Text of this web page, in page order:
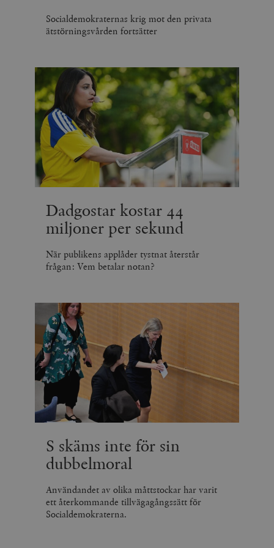
Socialdemokraternas krig mot den privata
ätstörningsvården fortsätter
Dadgostar kostar 44
miljoner per sekund
När publikens applåder tystnat återstår
frågan: Vem betalar notan?
S skäms inte för sin
dubbelmoral
Användandet av olika måttstockar har varit
ett återkommande tillvägagångssätt för
Socialdemokraterna.